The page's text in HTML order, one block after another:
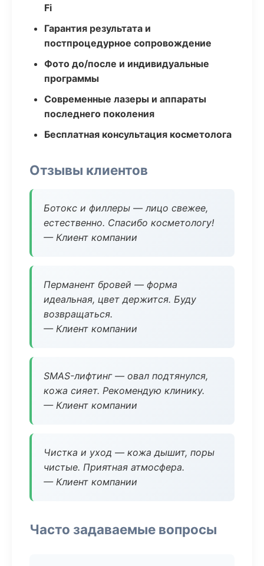
Fi
Гарантия результата и
постпроцедурное сопровождение
Фото до/после и индивидуальные
программы
Современные лазеры и аппараты
последнего поколения
Бесплатная консультация косметолога
Отзывы клиентов
Ботокс и филлеры — лицо свежее,
естественно. Спасибо косметологу!
— Клиент компании
Перманент бровей — форма
идеальная, цвет держится. Буду
возвращаться.
— Клиент компании
SMAS-лифтинг — овал подтянулся,
кожа сияет. Рекомендую клинику.
— Клиент компании
Чистка и уход — кожа дышит, поры
чистые. Приятная атмосфера.
— Клиент компании
Часто задаваемые вопросы